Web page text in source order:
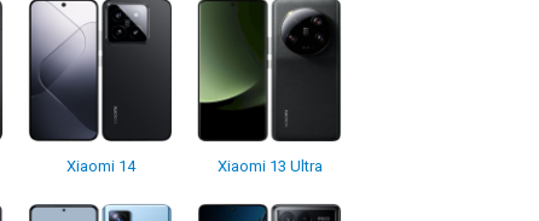
Xiaomi 14 Xiaomi 13 Ultra